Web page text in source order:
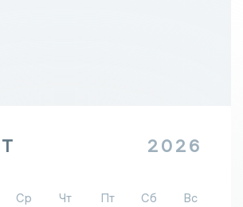
2026
Ср Чт Пт Сб
Вс